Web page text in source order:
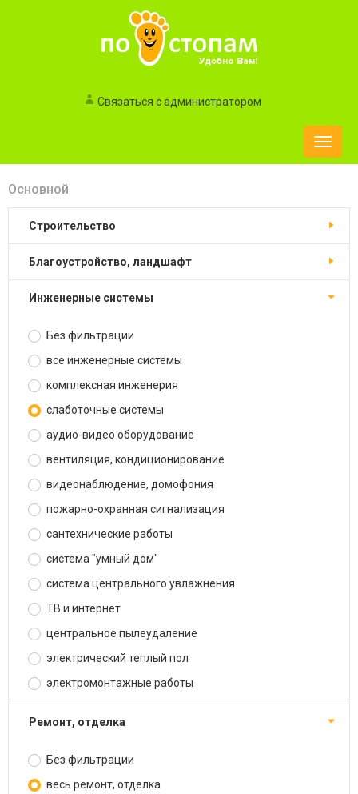
Связаться с администратором
Toggle
Основной
строительство
благоустройство, ландшафт
инженерные системы
Без фильтрации
все инженерные системы
комплексная инженерия
слаботочные системы
аудио-видео оборудование
вентиляция, кондиционирование
видеонаблюдение, домофония
пожарно-охранная сигнализация
сантехнические работы
система "умный дом"
система центрального увлажнения
ТВ и интернет
центральное пылеудаление
электрический теплый пол
электромонтажные работы
ремонт, отделка
Без фильтрации
весь ремонт, отделка